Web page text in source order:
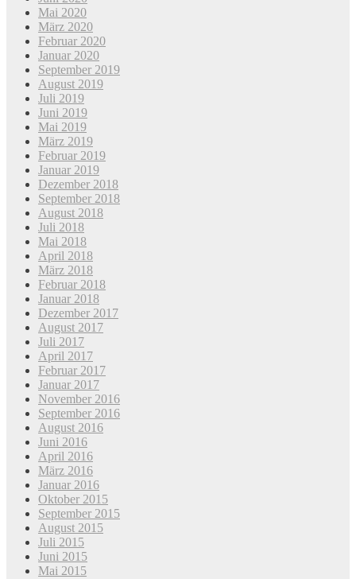
Mai 2020
März 2020
Februar 2020
Januar 2020
September 2019
August 2019
Juli 2019
Juni 2019
Mai 2019
März 2019
Februar 2019
Januar 2019
Dezember 2018
September 2018
August 2018
Juli 2018
Mai 2018
April 2018
März 2018
Februar 2018
Januar 2018
Dezember 2017
August 2017
Juli 2017
April 2017
Februar 2017
Januar 2017
November 2016
September 2016
August 2016
Juni 2016
April 2016
März 2016
Januar 2016
Oktober 2015
September 2015
August 2015
Juli 2015
Juni 2015
Mai 2015